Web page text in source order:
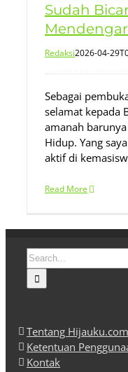
Sudah
Mendengar
Redaksi2026-04-
Sebagai
selamat kepada
amanah
Hidup. Yang
aktif di
Read More
Search
for:
Tentang Hijauku.com
Ketentuan
Kontak